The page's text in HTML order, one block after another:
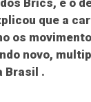
Brics, é o
que a
os
novo,
Brasil .